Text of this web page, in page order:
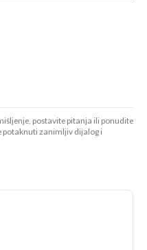
postavite pitanja ili ponudite
potaknuti zanimljiv dijalog i